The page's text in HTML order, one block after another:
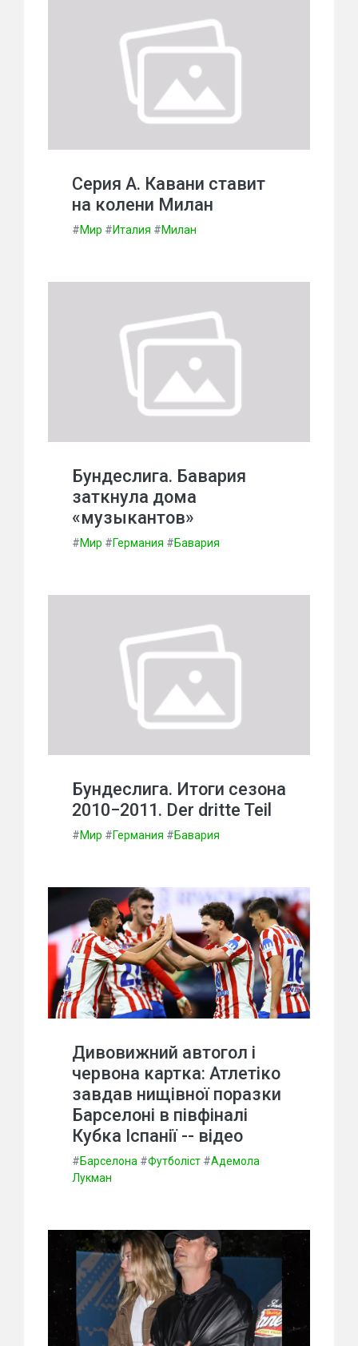
Серия А. Кавани ставит
на колени Милан
#Мир #Италия #Милан
Бундеслига. Бавария
заткнула дома
«музыкантов»
#Мир #Германия #Бавария
Бундеслига. Итоги сезона
2010−2011. Der dritte Teil
#Мир #Германия #Бавария
Дивовижний автогол і
червона картка: Атлетіко
завдав нищівної поразки
Барселоні в півфіналі
Кубка Іспанії -- відео
#Барселона #Футболіст #Адемола
Лукман